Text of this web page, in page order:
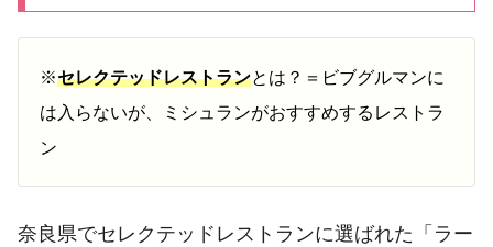
※セレクテッドレストランとは？＝ビブグルマンに
は入らないが、ミシュランがおすすめするレストラ
ン
奈良県でセレクテッドレストランに選ばれた「ラー